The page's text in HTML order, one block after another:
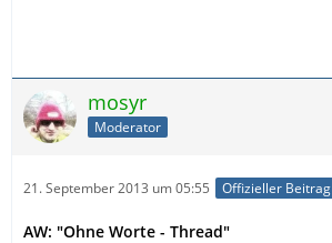
mosyr
Moderator
21. September 2013 um 05:55 Offizieller Beitrag
AW: "Ohne Worte - Thread"